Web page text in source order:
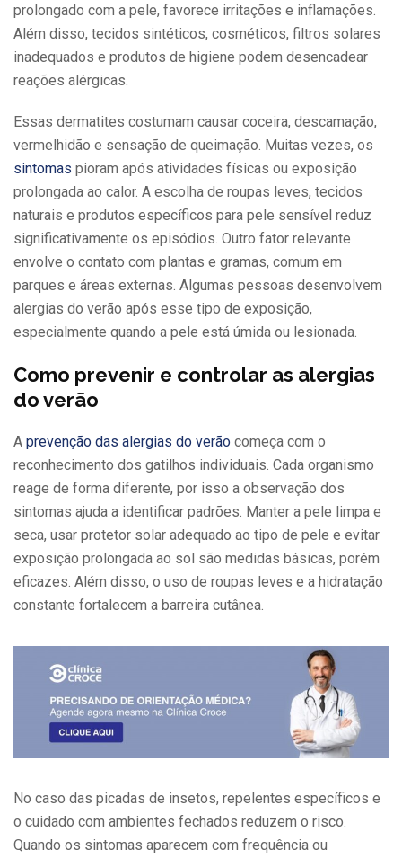
prolongado com a pele, favorece irritações e inflamações.
Além disso, tecidos sintéticos, cosméticos, filtros solares
inadequados e produtos de higiene podem desencadear
reações alérgicas.
Essas dermatites costumam causar coceira, descamação,
vermelhidão e sensação de queimação. Muitas vezes, os
sintomas pioram após atividades físicas ou exposição
prolongada ao calor. A escolha de roupas leves, tecidos
naturais e produtos específicos para pele sensível reduz
significativamente os episódios. Outro fator relevante
envolve o contato com plantas e gramas, comum em
parques e áreas externas. Algumas pessoas desenvolvem
alergias do verão após esse tipo de exposição,
especialmente quando a pele está úmida ou lesionada.
Como prevenir e controlar as alergias
do verão
A prevenção das alergias do verão começa com o
reconhecimento dos gatilhos individuais. Cada organismo
reage de forma diferente, por isso a observação dos
sintomas ajuda a identificar padrões. Manter a pele limpa e
seca, usar protetor solar adequado ao tipo de pele e evitar
exposição prolongada ao sol são medidas básicas, porém
eficazes. Além disso, o uso de roupas leves e a hidratação
constante fortalecem a barreira cutânea.
No caso das picadas de insetos, repelentes específicos e
o cuidado com ambientes fechados reduzem o risco.
Quando os sintomas aparecem com frequência ou